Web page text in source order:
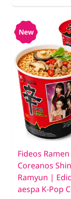
New
Fideos Ramen
Coreanos Shin
Ramyun |
aespa K-Pop